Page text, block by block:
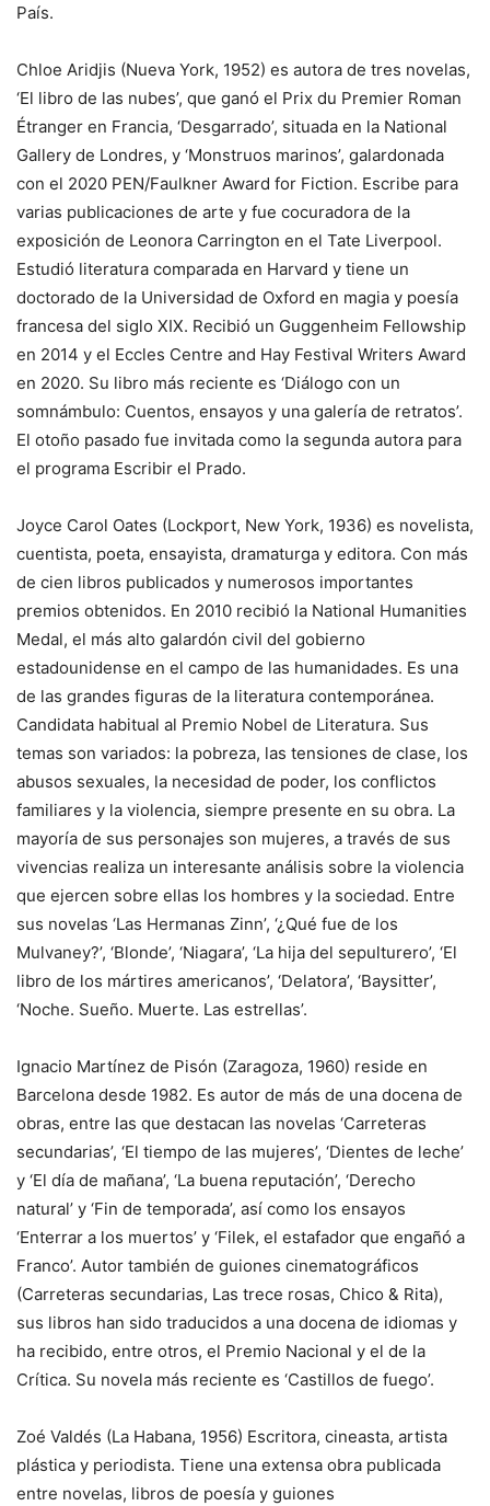
País.
Chloe Aridjis (Nueva York, 1952) es autora de tres novelas,
‘El libro de las nubes’, que ganó el Prix du Premier Roman
Étranger en Francia, ‘Desgarrado’, situada en la National
Gallery de Londres, y ‘Monstruos marinos’, galardonada
con el 2020 PEN/Faulkner Award for Fiction. Escribe para
varias publicaciones de arte y fue cocuradora de la
exposición de Leonora Carrington en el Tate Liverpool.
Estudió literatura comparada en Harvard y tiene un
doctorado de la Universidad de Oxford en magia y poesía
francesa del siglo XIX. Recibió un Guggenheim Fellowship
en 2014 y el Eccles Centre and Hay Festival Writers Award
en 2020. Su libro más reciente es ‘Diálogo con un
somnámbulo: Cuentos, ensayos y una galería de retratos’.
El otoño pasado fue invitada como la segunda autora para
el programa Escribir el Prado.
Joyce Carol Oates (Lockport, New York, 1936) es novelista,
cuentista, poeta, ensayista, dramaturga y editora. Con más
de cien libros publicados y numerosos importantes
premios obtenidos. En 2010 recibió la National Humanities
Medal, el más alto galardón civil del gobierno
estadounidense en el campo de las humanidades. Es una
de las grandes figuras de la literatura contemporánea.
Candidata habitual al Premio Nobel de Literatura. Sus
temas son variados: la pobreza, las tensiones de clase, los
abusos sexuales, la necesidad de poder, los conflictos
familiares y la violencia, siempre presente en su obra. La
mayoría de sus personajes son mujeres, a través de sus
vivencias realiza un interesante análisis sobre la violencia
que ejercen sobre ellas los hombres y la sociedad. Entre
sus novelas ‘Las Hermanas Zinn’, ‘¿Qué fue de los
Mulvaney?’, ‘Blonde’, ‘Niagara’, ‘La hija del sepulturero’, ‘El
libro de los mártires americanos’, ‘Delatora’, ‘Baysitter’,
‘Noche. Sueño. Muerte. Las estrellas’.
Ignacio Martínez de Pisón (Zaragoza, 1960) reside en
Barcelona desde 1982. Es autor de más de una docena de
obras, entre las que destacan las novelas ‘Carreteras
secundarias’, ‘El tiempo de las mujeres’, ‘Dientes de leche’
y ‘El día de mañana’, ‘La buena reputación’, ‘Derecho
natural’ y ‘Fin de temporada’, así como los ensayos
‘Enterrar a los muertos’ y ‘Filek, el estafador que engañó a
Franco’. Autor también de guiones cinematográficos
(Carreteras secundarias, Las trece rosas, Chico & Rita),
sus libros han sido traducidos a una docena de idiomas y
ha recibido, entre otros, el Premio Nacional y el de la
Crítica. Su novela más reciente es ‘Castillos de fuego’.
Zoé Valdés (La Habana, 1956) Escritora, cineasta, artista
plástica y periodista. Tiene una extensa obra publicada
entre novelas, libros de poesía y guiones